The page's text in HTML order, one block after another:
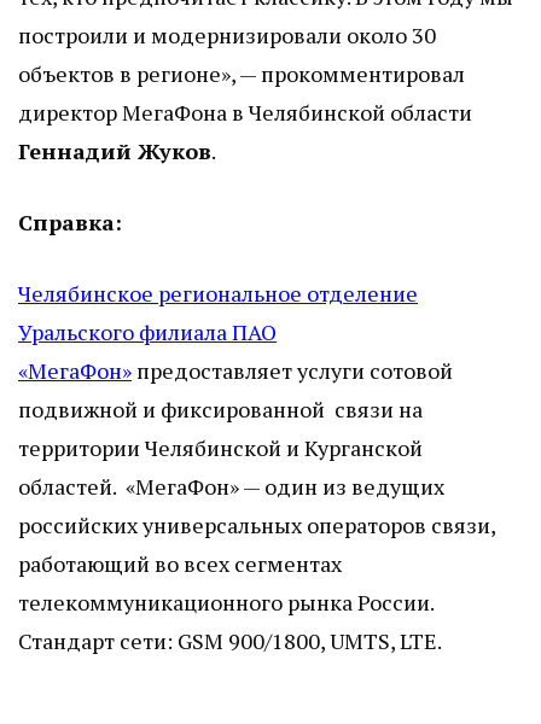
построили и модернизировали около 30
объектов в регионе», — прокомментировал
директор МегаФона в Челябинской области
Геннадий Жуков.
Справка:
Челябинское региональное отделение
Уральского филиала ПАО
«МегаФон» предоставляет услуги сотовой
подвижной и фиксированной связи на
территории Челябинской и Курганской
областей. «МегаФон» — один из ведущих
российских универсальных операторов связи,
работающий во всех сегментах
телекоммуникационного рынка России.
Стандарт сети: GSM 900/1800, UMTS, LTE.